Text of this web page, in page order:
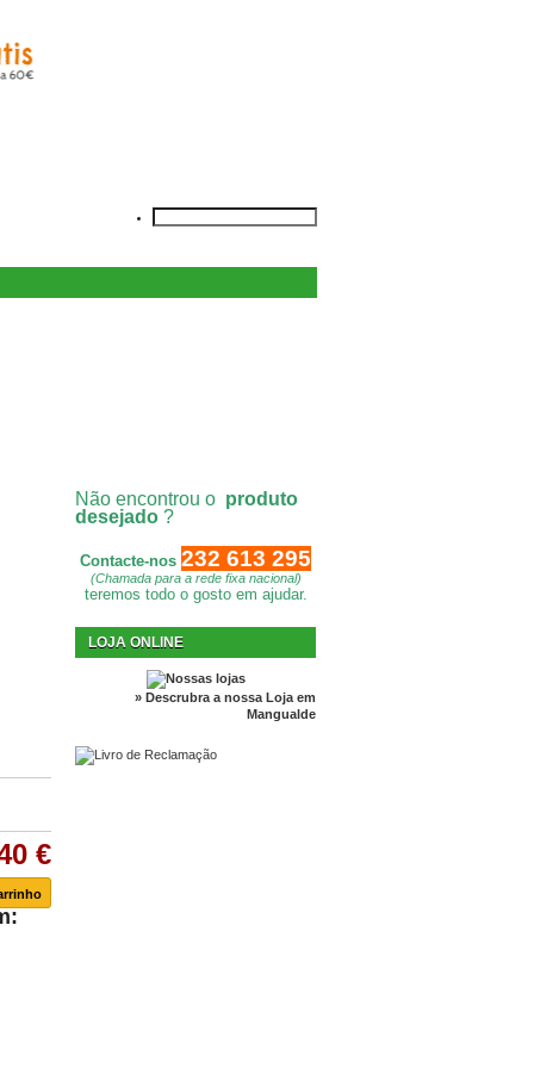
€
Não encontrou o produto
desejado ?
Contacte-nos 232 613 295
(Chamada para a rede fixa nacional)
teremos todo o gosto em ajudar.
LOJA ONLINE
» Descrubra a nossa Loja em
Mangualde